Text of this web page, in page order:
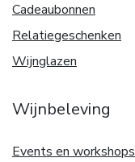
Cadeaubonnen
Relatiegeschenken
Wijnglazen
Wijnbeleving
Events en workshops